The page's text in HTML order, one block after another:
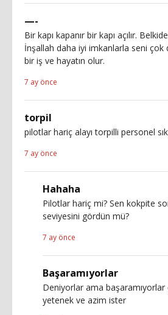
—-
Bir kapı kapanır bir kapı açılır.
İnşallah daha iyi imkanlarla seni
bir iş ve hayatın olur.
7 ay önce
torpil
pilotlar hariç alayı torpilli personel
7 ay önce
Hahaha
Pilotlar hariç mi? Sen kokpite
seviyesini gördün mü?
7 ay önce
Başaramıyorlar
Deniyorlar ama
yetenek ve azim ister